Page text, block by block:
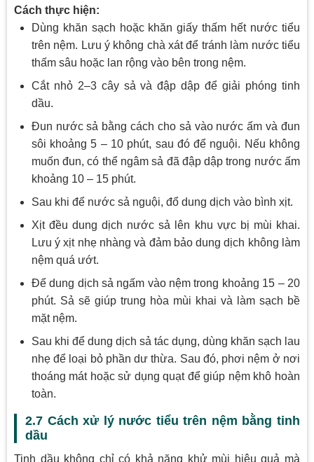
Cách thực hiện:
Dùng khăn sạch hoặc khăn giấy thấm hết nước tiểu
trên nệm. Lưu ý không chà xát để tránh làm nước tiểu
thấm sâu hoặc lan rộng vào bên trong nệm.
Cắt nhỏ 2–3 cây sả và đập dập để giải phóng tinh
dầu.
Đun nước sả bằng cách cho sả vào nước ấm và đun
sôi khoảng 5 – 10 phút, sau đó để nguội. Nếu không
muốn đun, có thể ngâm sả đã đập dập trong nước ấm
khoảng 10 – 15 phút.
Sau khi để nước sả nguội, đổ dung dịch vào bình xịt.
Xịt đều dung dịch nước sả lên khu vực bị mùi khai.
Lưu ý xịt nhẹ nhàng và đảm bảo dung dịch không làm
nệm quá ướt.
Để dung dịch sả ngấm vào nệm trong khoảng 15 – 20
phút. Sả sẽ giúp trung hòa mùi khai và làm sạch bề
mặt nệm.
Sau khi để dung dịch sả tác dụng, dùng khăn sạch lau
nhẹ để loại bỏ phần dư thừa. Sau đó, phơi nệm ở nơi
thoáng mát hoặc sử dụng quạt để giúp nệm khô hoàn
toàn.
2.7 Cách xử lý nước tiểu trên nệm bằng tinh
dầu
Tinh dầu không chỉ có khả năng khử mùi hiệu quả mà